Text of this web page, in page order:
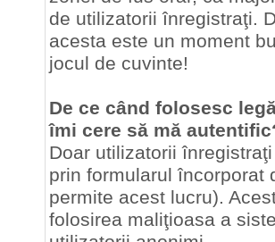
de utilizatorii înregistraţi.
acesta este un moment
jocul de cuvinte!
De ce când folosesc
îmi cere să mă
Doar utilizatorii
prin formularul încorporat
permite acest lucru).
folosirea maliţioasa a